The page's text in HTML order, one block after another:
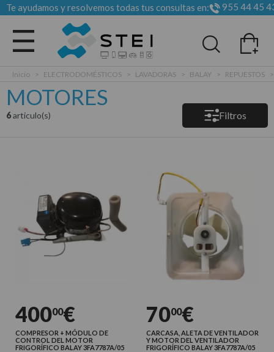
Te ayudamos y resolvemos todas tus consultas en: 955 44 45
Todas las categorias
Inicio > ELECTRODOMÉSTICOS > LAVADORAS > BALAY > REPUESTOS
MOTORES
6articulo(s) Filtros
40000€
COMPRESOR + MÓDULO DE
CONTROL DEL MOTOR
FRIGORÍFICO BALAY 3FA7787A/05
7000€
CARCASA, ALETA DE VENTILADOR
Y MOTOR DEL VENTILADOR
FRIGORÍFICO BALAY 3FA7787A/05